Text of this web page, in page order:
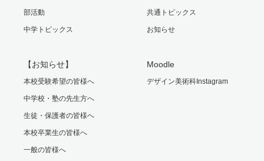
部活動
中学トピックス
共通トピックス
お知らせ
【お知らせ】
本校受験希望の皆様へ
中学校・塾の先生方へ
生徒・保護者の皆様へ
本校卒業生の皆様へ
一般の皆様へ
Moodle
デザイン美術科Instagram